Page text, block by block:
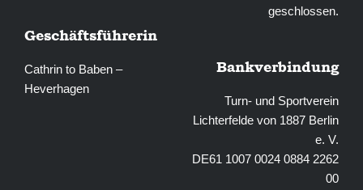
Geschäftsführerin
Cathrin to Baben –
Heverhagen
geschlossen.
Bankverbindung
Turn- und Sportverein
Lichterfelde von 1887 Berlin
e. V.
DE61 1007 0024 0884 2262
00